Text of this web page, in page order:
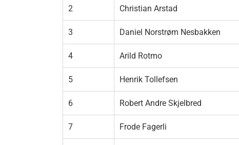
2 Christian Arstad
3 Daniel Norstrøm Nesbakken
4 Arild Rotmo
5 Henrik Tollefsen
6 Robert Andre Skjelbred
7 Frode Fagerli